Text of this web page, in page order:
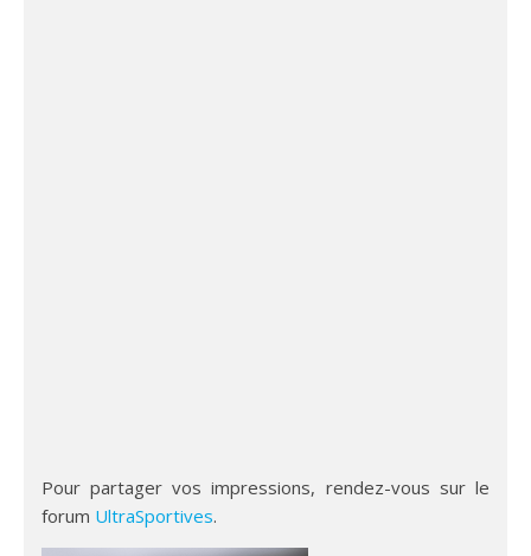
Pour partager vos impressions, rendez-vous sur le
forum UltraSportives.